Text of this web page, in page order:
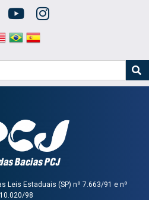
Leis Estaduais (SP) nº 7.663/91 e nº
10.020/98